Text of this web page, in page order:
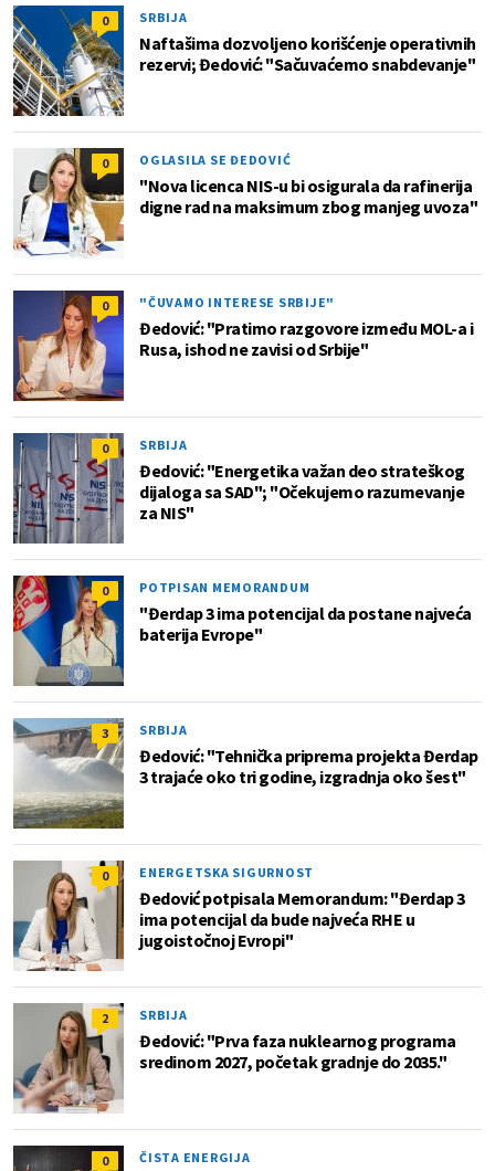
0 SRBIJA
Naftašima dozvoljeno korišćenje operativnih
rezervi; Đedović: "Sačuvaćemo snabdevanje"
0 OGLASILA SE ĐEDOVIĆ
"Nova licenca NIS-u bi osigurala da rafinerija
digne rad na maksimum zbog manjeg uvoza"
0 "ČUVAMO INTERESE SRBIJE"
Đedović: "Pratimo razgovore između MOL-a i
Rusa, ishod ne zavisi od Srbije"
0 SRBIJA
Đedović: "Energetika važan deo strateškog
dijaloga sa SAD"; "Očekujemo razumevanje
za NIS"
0 POTPISAN MEMORANDUM
"Đerdap 3 ima potencijal da postane najveća
baterija Evrope"
3 SRBIJA
Đedović: "Tehnička priprema projekta Đerdap
3 trajaće oko tri godine, izgradnja oko šest"
0 ENERGETSKA SIGURNOST
Đedović potpisala Memorandum: "Đerdap 3
ima potencijal da bude najveća RHE u
jugoistočnoj Evropi"
2 SRBIJA
Đedović: "Prva faza nuklearnog programa
sredinom 2027, početak gradnje do 2035."
0 ČISTA ENERGIJA